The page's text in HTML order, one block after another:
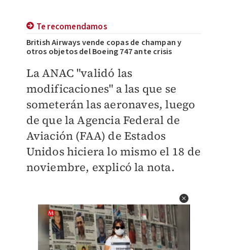
Te recomendamos
British Airways vende copas de champan y
otros objetos del Boeing 747 ante crisis
La ANAC "validó las
modificaciones" a las que se
someterán las aeronaves, luego
de que la Agencia Federal de
Aviación (FAA) de Estados
Unidos hiciera lo mismo el 18 de
noviembre, explicó la nota.